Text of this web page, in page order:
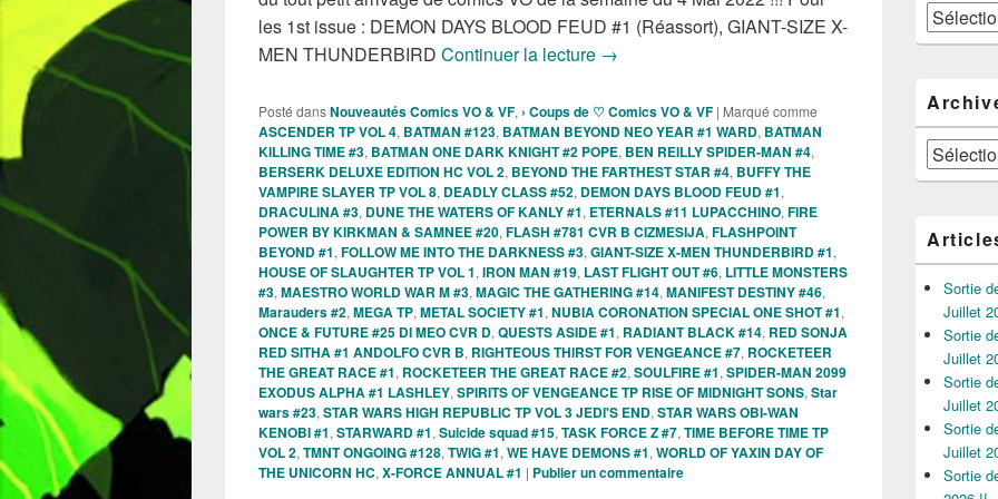
les 1st issue : DEMON DAYS BLOOD FEUD #1 (Réassort), GIANT-SIZE X-
MEN THUNDERBIRD Continuer la lecture Sorties des comics VO de la semaine du 4 Mai
→
Posté dansNouveautés Comics VO & VF, › Coups de ♡ Comics VO & VF | Marqué comme
ASCENDER TP VOL 4, BATMAN #123, BATMAN BEYOND NEO YEAR #1 WARD, BATMAN
KILLING TIME #3, BATMAN ONE DARK KNIGHT #2 POPE, BEN REILLY SPIDER-MAN #4,
BERSERK DELUXE EDITION HC VOL 2, BEYOND THE FARTHEST STAR #4, BUFFY THE
VAMPIRE SLAYER TP VOL 8, DEADLY CLASS #52, DEMON DAYS BLOOD FEUD #1,
DRACULINA #3, DUNE THE WATERS OF KANLY #1, ETERNALS #11 LUPACCHINO, FIRE
POWER BY KIRKMAN & SAMNEE #20, FLASH #781 CVR B CIZMESIJA, FLASHPOINT
BEYOND #1, FOLLOW ME INTO THE DARKNESS #3, GIANT-SIZE X-MEN THUNDERBIRD #1,
HOUSE OF SLAUGHTER TP VOL 1, IRON MAN #19, LAST FLIGHT OUT #6, LITTLE MONSTERS
#3, MAESTRO WORLD WAR M #3, MAGIC THE GATHERING #14, MANIFEST DESTINY #46,
Marauders #2, MEGA TP, METAL SOCIETY #1, NUBIA CORONATION SPECIAL ONE SHOT #1,
ONCE & FUTURE #25 DI MEO CVR D, QUESTS ASIDE #1, RADIANT BLACK #14, RED SONJA
RED SITHA #1 ANDOLFO CVR B, RIGHTEOUS THIRST FOR VENGEANCE #7, ROCKETEER
THE GREAT RACE #1, ROCKETEER THE GREAT RACE #2, SOULFIRE #1, SPIDER-MAN 2099
EXODUS ALPHA #1 LASHLEY, SPIRITS OF VENGEANCE TP RISE OF MIDNIGHT SONS, Star
wars #23, STAR WARS HIGH REPUBLIC TP VOL 3 JEDI'S END, STAR WARS OBI-WAN
KENOBI #1, STARWARD #1, Suicide squad #15, TASK FORCE Z #7, TIME BEFORE TIME TP
VOL 2, TMNT ONGOING #128, TWIG #1, WE HAVE DEMONS #1, WORLD OF YAXIN DAY OF
THE UNICORN HC, X-FORCE ANNUAL #1 | Publier un commentaire
Catégories
Archives
Sortie
Juillet
Sortie
Juillet
Sortie
Juillet
Sortie
Juillet
Sortie